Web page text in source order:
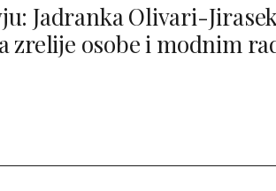
Jadranka Olivari-
zrelije osobe i modnim